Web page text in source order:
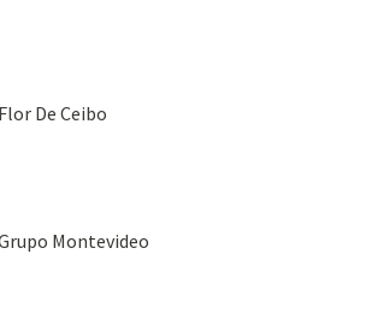
Flor De Ceibo
Montevideo